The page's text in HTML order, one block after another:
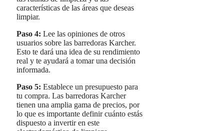
características de las áreas que deseas
limpiar.
Paso 4: Lee las opiniones de otros
usuarios sobre las barredoras Karcher.
Esto te dará una idea de su rendimiento
real y te ayudará a tomar una decisión
informada.
Paso 5: Establece un presupuesto para
tu compra. Las barredoras Karcher
tienen una amplia gama de precios, por
lo que es importante definir cuánto estás
dispuesto a invertir en este